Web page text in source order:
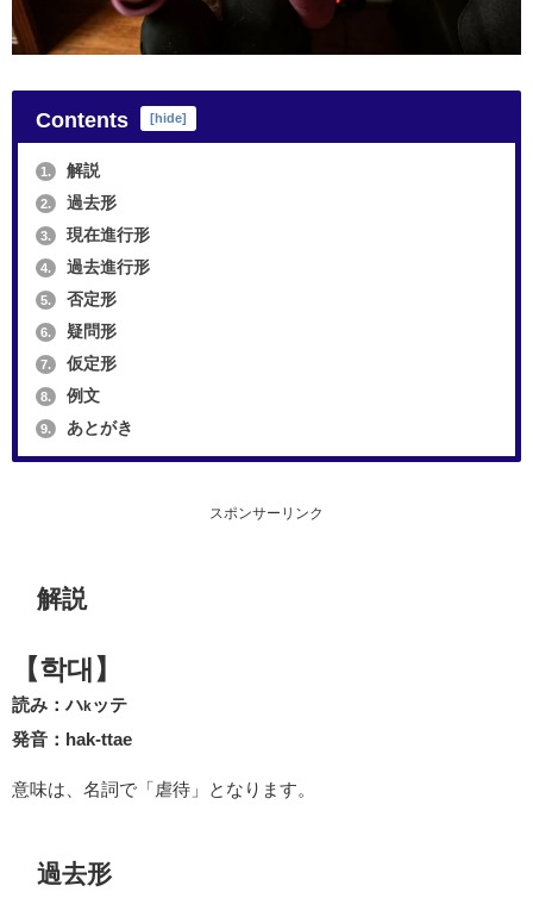
Contents [hide]
1. 解説
2. 過去形
3. 現在進行形
4. 過去進行形
5. 否定形
6. 疑問形
7. 仮定形
8. 例文
9. あとがき
スポンサーリンク
解説
【학대】
読み：ハkッテ
発音：hak-ttae
意味は、名詞で「虐待」となります。
過去形